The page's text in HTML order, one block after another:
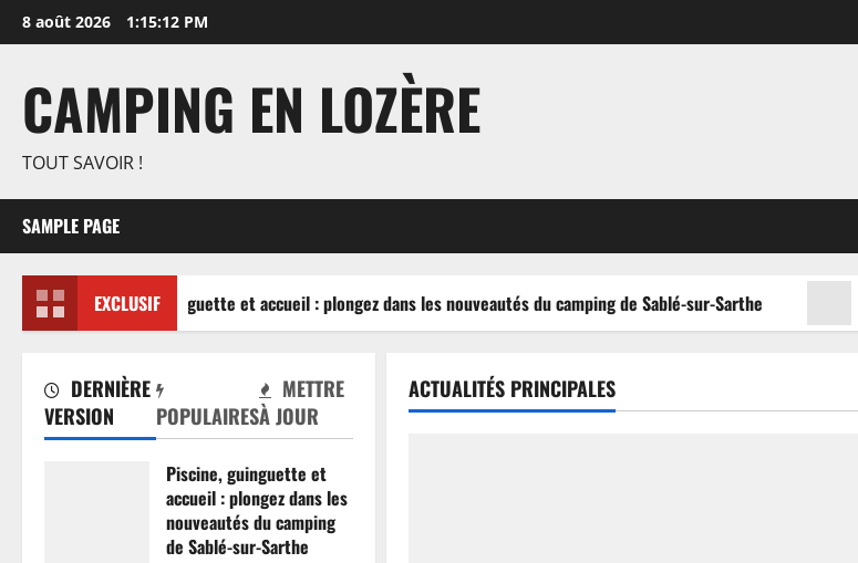
Aller
au
8 août 2026 1:15:12 PM
CAMPING EN LOZÈRE
TOUT SAVOIR !
SAMPLE PAGE
EXCLUSIF
Piscine, guinguette et accueil : plongez dans les nouveautés du camping de Sablé-sur-Sarthe
DERNIÈRE
VERSION
POPULAIRES
METTRE
À JOUR
Piscine, guinguette et
accueil : plongez dans les
nouveautés du camping
de Sablé-sur-Sarthe
ACTUALITÉS PRINCIPALES